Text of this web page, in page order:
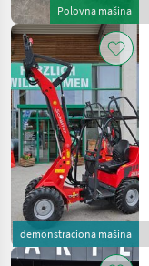
Polovna mašina
demonstraciona mašina